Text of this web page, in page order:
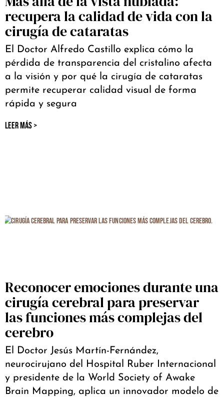
recupera la calidad de vida con la
cirugía de cataratas
El Doctor Alfredo Castillo explica cómo la
pérdida de transparencia del cristalino afecta
a la visión y por qué la cirugía de cataratas
permite recuperar calidad visual de forma
rápida y segura
LEER MÁS >
Reconocer emociones durante una
cirugía cerebral para preservar
las funciones más complejas del
cerebro
El Doctor Jesús Martín-Fernández,
neurocirujano del Hospital Ruber Internacional
y presidente de la World Society of Awake
Brain Mapping, aplica un innovador modelo de